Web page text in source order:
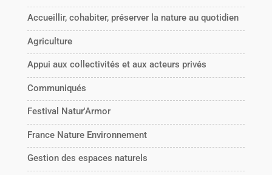
Accueillir, cohabiter, préserver la nature au quotidien
Agriculture
Appui aux collectivités et aux acteurs privés
Communiqués
Festival Natur'Armor
France Nature Environnement
Gestion des espaces naturels